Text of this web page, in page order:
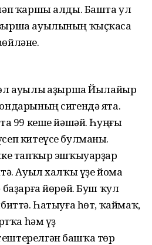
ҡаршы алды. Башта ул
ауылының ҡыҫҡаса
ауылы Ҡаҙырша Йылайыр
сигендә ята.
99 кеше йәшәй. Һуңғы
китеүсе булманы.
тапҡыр эшҡыуарҙар
Ауыл халҡы үҙе йома
йөрөй. Буш ҡул
Һатыуға һөт, ҡаймаҡ,
һәм үҙ
башҡа төр